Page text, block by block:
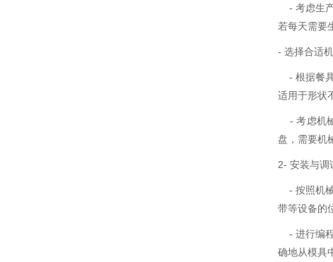
- 考虑生产
若每天需要
- 选择合适
- 根据餐具
适用于形状
- 考虑机
盘，需要机
2- 安装与调
- 按照机械
带等设备的
- 进行编程
确地从模具